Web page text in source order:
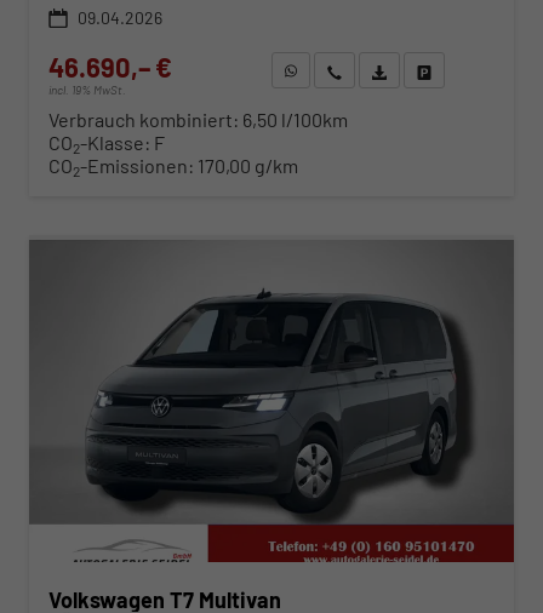
09.04.2026
46.690,– €
incl. 19% MwSt.
WhatsApp anfragen
Wir rufen Sie anFahrzeugexposé (PDF)
Verbrauch kombiniert: 6,50 l/100km
CO2-Klasse: F
CO2-Emissionen: 170,00 g/km
Volkswagen T7 Multivan